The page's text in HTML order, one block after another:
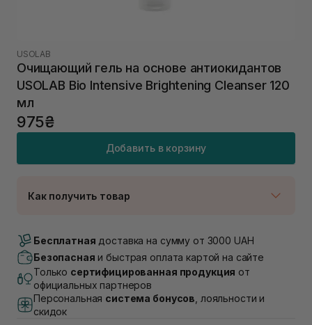
USOLAB
Очищающий гель на основе антиокидантов
USOLAB Bio Intensive Brightening Cleanser 120
мл
975₴
Добавить в корзину
Как получить товар
В наличии
Самовывоз г. Луцк, Винниченка 4
Самовывоз г. Львов, ул. Академика Подстригача,
1В (Duck's Lake)
Бесплатная доставка на сумму от 3000 UAH
Безопасная и быстрая оплата картой на сайте
Только сертифицированная продукция от
официальных партнеров
Персональная система бонусов , лояльности и
скидок